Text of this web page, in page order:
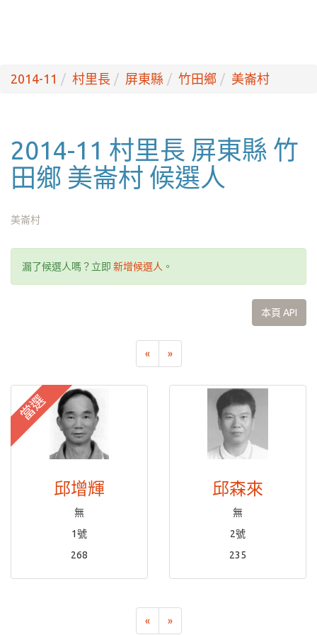
2014-11 村里長 屏東縣 竹田鄉 美崙村
2014-11 村里長 屏東縣 竹
田鄉 美崙村 候選人
美崙村
漏了候選人嗎？立即 新增候選人 。
本頁 API
« »
當選
邱增輝
無
1號
268
邱森來
無
2號
235
« »